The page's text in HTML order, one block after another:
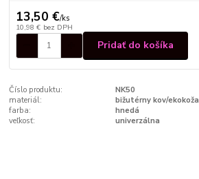
13,50 €/ks
10,98 € bez DPH
Pridať do košíka
Číslo produktu:
NK50
materiál:
bižutérny kov/ekokoža
farba:
hnedá
veľkosť:
univerzálna